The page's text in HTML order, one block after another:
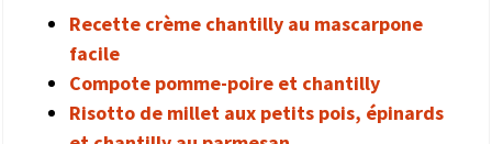
Recette crème chantilly au mascarpone
facile
Compote pomme-poire et chantilly
Risotto de millet aux petits pois, épinards